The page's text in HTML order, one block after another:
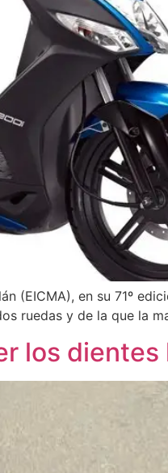
(EICMA), en su 71º
ruedas y de la que la
los dientes